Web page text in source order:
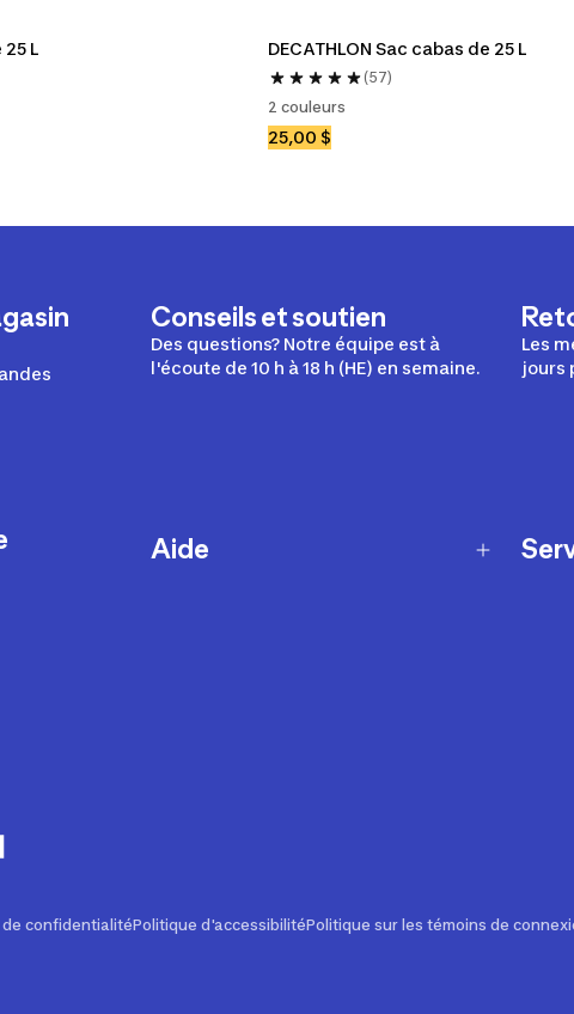
L DECATHLON Sac cabas de 25 L
(57)
2 couleurs
25,00 $
Conseils et soutien
Des questions? Notre équipe est à
l'écoute de 10 h à 18 h (HE) en semaine.
Les
jours
Aide
confidentialitéPolitique d'accessibilitéPolitique sur les témoins de